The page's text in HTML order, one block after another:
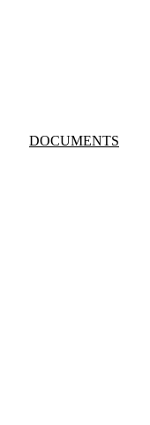
DOCUMENTS